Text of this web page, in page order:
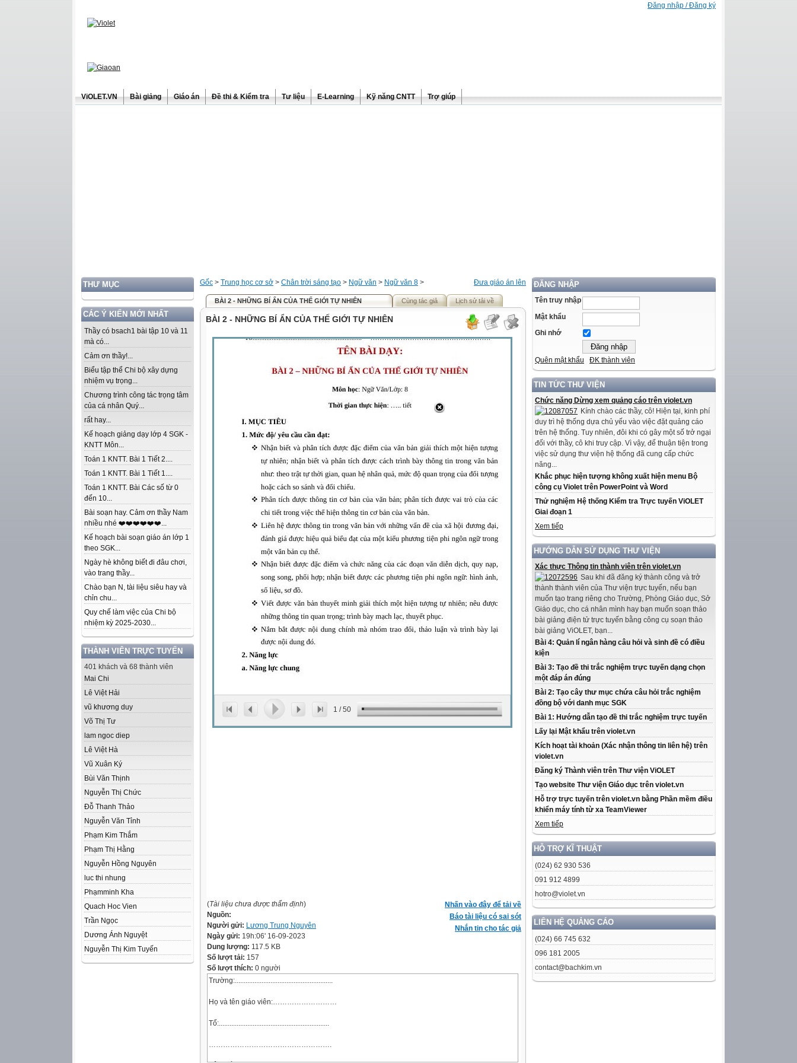
Đăng nhập / Đăng ký
ViOLET.VN Bài giảng Giáo án Đề thi & Kiểm tra Tư liệu E-Learning Kỹ năng CNTT Trợ giúp
THƯ MỤC
CÁC Ý KIẾN MỚI NHẤT
Thầy có bsach1 bài tập 10 và 11
mà có...
Cảm ơn thầy!...
Biểu tập thể Chi bộ xây dựng
nhiệm vụ trọng...
Chương trình công tác trọng tâm
của cá nhân Quý...
rất hay...
Kế hoạch giảng dạy lớp 4 SGK -
KNTT Môn...
Toán 1 KNTT. Bài 1 Tiết 2....
Toán 1 KNTT. Bài 1 Tiết 1....
Toán 1 KNTT. Bài Các số từ 0
đến 10...
Bài soạn hay. Cảm ơn thầy Nam
nhiều nhé ❤️❤️❤️❤️❤️❤️...
Kế hoạch bài soạn giáo án lớp 1
theo SGK...
Ngày hè không biết đi đâu chơi,
vào trang thầy...
Chào bạn N, tài liệu siêu hay và
chỉn chu...
Quy chế làm việc của Chi bộ
nhiệm kỳ 2025-2030...
THÀNH VIÊN TRỰC TUYẾN
401 khách và 68 thành viên
Mai Chi
Lê Việt Hải
vũ khương duy
Võ Thị Tư
lam ngoc diep
Lê Việt Hà
Vũ Xuân Ký
Bùi Văn Thịnh
Nguyễn Thị Chức
Đỗ Thanh Thảo
Nguyễn Văn Tỉnh
Phạm Kim Thắm
Phạm Thị Hằng
Nguyễn Hồng Nguyên
luc thi nhung
Phạmminh Kha
Quach Hoc Vien
Trần Ngọc
Dương Ánh Nguyệt
Nguyễn Thị Kim Tuyến
ĐĂNG NHẬP
Tên truy nhập
Mật khẩu
Ghi nhớ
Quên mật khẩu ĐK thành viên
TIN TỨC THƯ VIỆN
Chức năng Dừng xem quảng cáo trên violet.vn
Kính chào các thầy, cô! Hiện tại, kinh phí
duy trì hệ thống dựa chủ yếu vào việc đặt quảng cáo
trên hệ thống. Tuy nhiên, đôi khi có gây một số trở ngại
đối với thầy, cô khi truy cập. Vì vậy, để thuận tiện trong
việc sử dụng thư viện hệ thống đã cung cấp chức
năng...
Khắc phục hiện tượng không xuất hiện menu Bộ
công cụ Violet trên PowerPoint và Word
Thử nghiệm Hệ thống Kiểm tra Trực tuyến ViOLET
Giai đoạn 1
Xem tiếp
HƯỚNG DẪN SỬ DỤNG THƯ VIỆN
Xác thực Thông tin thành viên trên violet.vn
Sau khi đã đăng ký thành công và trở
thành thành viên của Thư viện trực tuyến, nếu bạn
muốn tạo trang riêng cho Trường, Phòng Giáo dục, Sở
Giáo dục, cho cá nhân mình hay bạn muốn soạn thảo
bài giảng điện tử trực tuyến bằng công cụ soạn thảo
bài giảng ViOLET, bạn...
Bài 4: Quản lí ngân hàng câu hỏi và sinh đề có điều
kiện
Bài 3: Tạo đề thi trắc nghiệm trực tuyến dạng chọn
một đáp án đúng
Bài 2: Tạo cây thư mục chứa câu hỏi trắc nghiệm
đồng bộ với danh mục SGK
Bài 1: Hướng dẫn tạo đề thi trắc nghiệm trực tuyến
Lấy lại Mật khẩu trên violet.vn
Kích hoạt tài khoản (Xác nhận thông tin liên hệ) trên
violet.vn
Đăng ký Thành viên trên Thư viện ViOLET
Tạo website Thư viện Giáo dục trên violet.vn
Hỗ trợ trực tuyến trên violet.vn bằng Phần mềm điều
khiển máy tính từ xa TeamViewer
Xem tiếp
HỖ TRỢ KĨ THUẬT
(024) 62 930 536
091 912 4899
hotro@violet.vn
LIÊN HỆ QUẢNG CÁO
(024) 66 745 632
096 181 2005
contact@bachkim.vn
Đưa giáo án lên
Gốc > Trung học cơ sở > Chân trời sáng tạo > Ngữ văn > Ngữ văn 8 >
BÀI 2 - NHỮNG BÍ ẨN CỦA THẾ GIỚI TỰ NHIÊN Cùng tác giả Lịch sử tải về
BÀI 2 - NHỮNG BÍ ẨN CỦA THẾ GIỚI TỰ NHIÊN
1 /50
Nhấn vào đây để tải về
Báo tài liệu có sai sót
Nhắn tin cho tác giả
(Tài liệu chưa được thẩm định)
Nguồn:
Người gửi: Lương Trung Nguyên
Ngày gửi: 19h:06' 16-09-2023
Dung lượng: 117.5 KB
Số lượt tải: 157
Số lượt thích: 0 người
Trường:.......................................................
Họ và tên giáo viên:………………………
Tổ:..............................................................
…………………………………………….